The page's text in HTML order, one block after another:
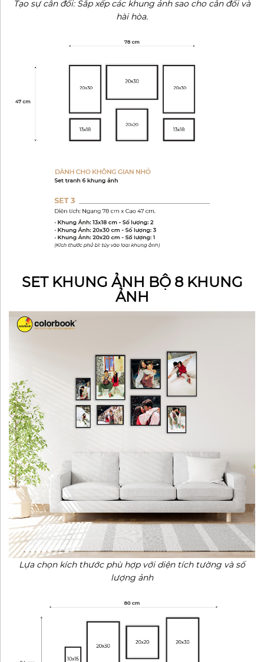
Tạo sự cân đối: Sắp xếp các khung ảnh sao cho cân đối và
hài hòa.
SET KHUNG ẢNH BỘ 8 KHUNG
ẢNH
Lựa chọn kích thước phù hợp với diện tích tường và số
lượng ảnh